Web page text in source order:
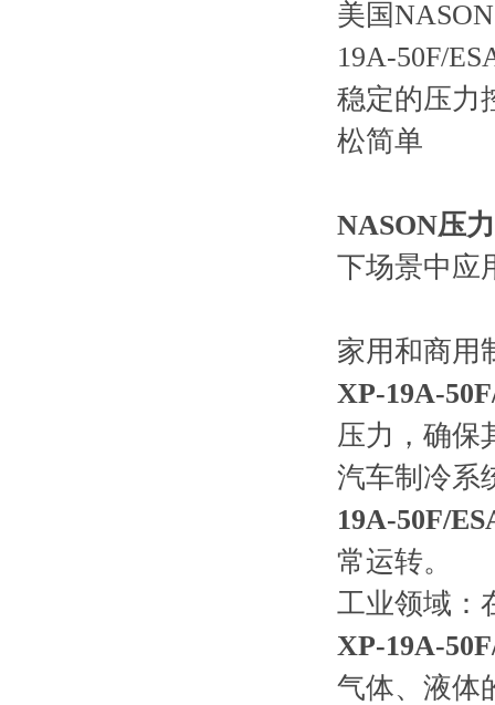
美国
19A-50F/
稳定的压力
松简单
NASON压
下场景中应
家用和商用
XP-19A-
压力，确保
汽车制冷系
19A-50F/
常运转。
工业领域：
XP-19A-
气体、液体